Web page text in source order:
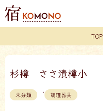
TOP
杉樽 ささ漬樽小
未分類 , 調理器具